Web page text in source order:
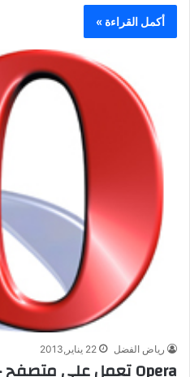
أكمل القراءة »
رياض الفضل 22 يناير,2013